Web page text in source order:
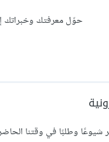
حوّل معرفتك وخبراتك
شيوعًا وطلبًا في وقتنا